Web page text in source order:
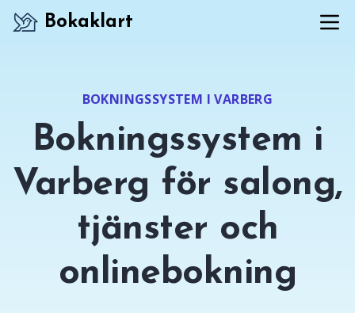
Bokaklart
BOKNINGSSYSTEM I VARBERG
Bokningssystem i
Varberg för salong,
tjänster och
onlinebokning